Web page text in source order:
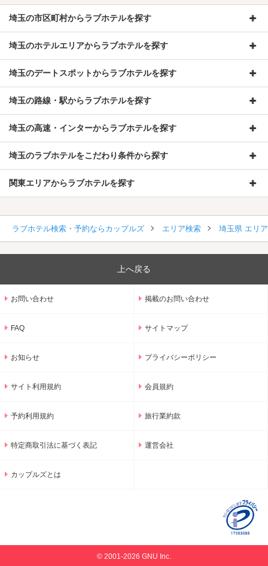
埼玉の市区町村からラブホテルを探す
埼玉のホテルエリアからラブホテルを探す
埼玉のデートスポットからラブホテルを探す
埼玉の路線・駅からラブホテルを探す
埼玉の高速・インターからラブホテルを探す
埼玉のラブホテルをこだわり条件から探す
関東エリアからラブホテルを探す
ラブホテル検索・予約ならカップルズ エリア検索 埼玉県 エリ
上へ戻る
お問い合わせ 掲載のお問い合わせ
FAQ サイトマップ
お知らせ プライバシーポリシー
サイト利用規約 会員規約
予約利用規約 旅行業約款
特定商取引法に基づく表記 運営会社
カップルズとは
© 2001-2026 GNU Inc.